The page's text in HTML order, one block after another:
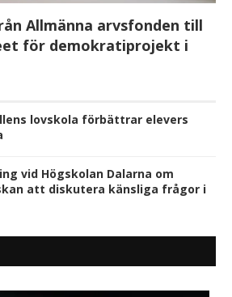
Allmänna arvsfonden till
för demokratiprojekt i
lovskola förbättrar elevers
vid Högskolan Dalarna om
att diskutera känsliga frågor i